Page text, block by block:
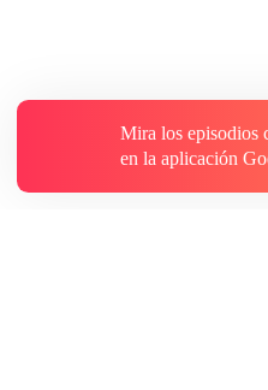
Mira los episodios
en la aplicación